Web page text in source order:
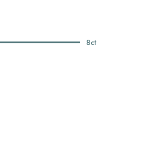
8ct